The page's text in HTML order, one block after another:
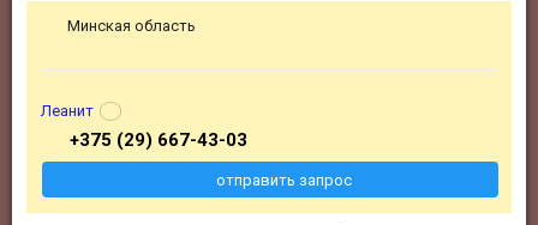
Минская область
Леанит
+375 (29) 667-43-03
отправить запрос